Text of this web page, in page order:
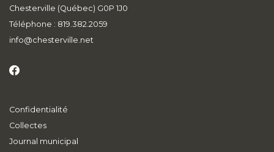
Chesterville (Québec) G0P 1J0
Téléphone : 819.382.2059
info@chesterville.net
Confidentialité
Collectes
Journal municipal